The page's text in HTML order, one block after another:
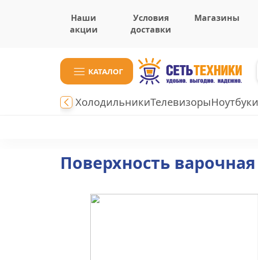
Наши
акции
Условия
доставки
Магазины
КАТАЛОГ
ХолодильникиТелевизорыНоутбуки
Поверхность